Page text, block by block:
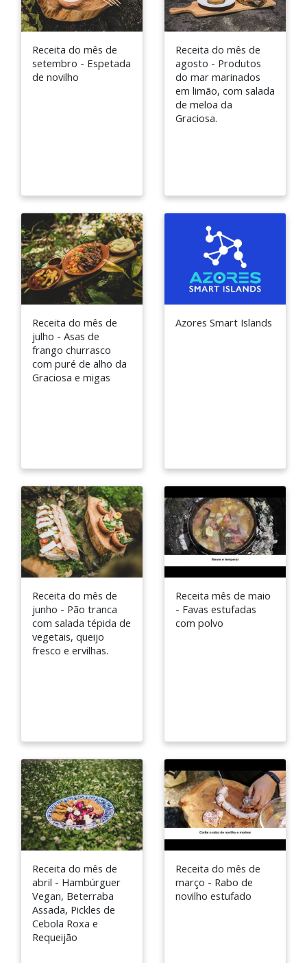
Receita do mês de
setembro - Espetada
de novilho
Receita do mês de
agosto - Produtos
do mar marinados
em limão, com salada
de meloa da
Graciosa.
Receita do mês de
julho - Asas de
frango churrasco
com puré de alho da
Graciosa e migas
Azores Smart Islands
Receita do mês de
junho - Pão tranca
com salada tépida de
vegetais, queijo
fresco e ervilhas.
Receita mês de maio
- Favas estufadas
com polvo
Receita do mês de
abril - Hambúrguer
Vegan, Beterraba
Assada, Pickles de
Cebola Roxa e
Requeijão
Receita do mês de
março - Rabo de
novilho estufado